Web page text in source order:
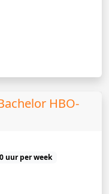
HBO-
uur per week